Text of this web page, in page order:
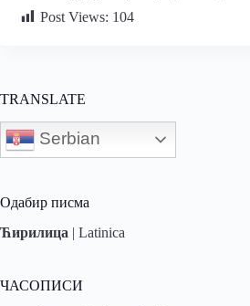
Post Views: 104
TRANSLATE
Serbian
Одабир писма
Ћирилица | Latinica
ЧАСОПИСИ